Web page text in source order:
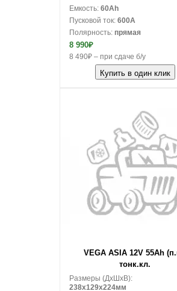
Емкость: 60Ah
Пусковой ток: 600A
Полярность: прямая
8 990₽
8 490₽ – при сдаче б/у
Купить в один клик
VEGA ASIA 12V 55Ah
тонк.кл.
Размеры (ДxШxВ):
238x129x224мм